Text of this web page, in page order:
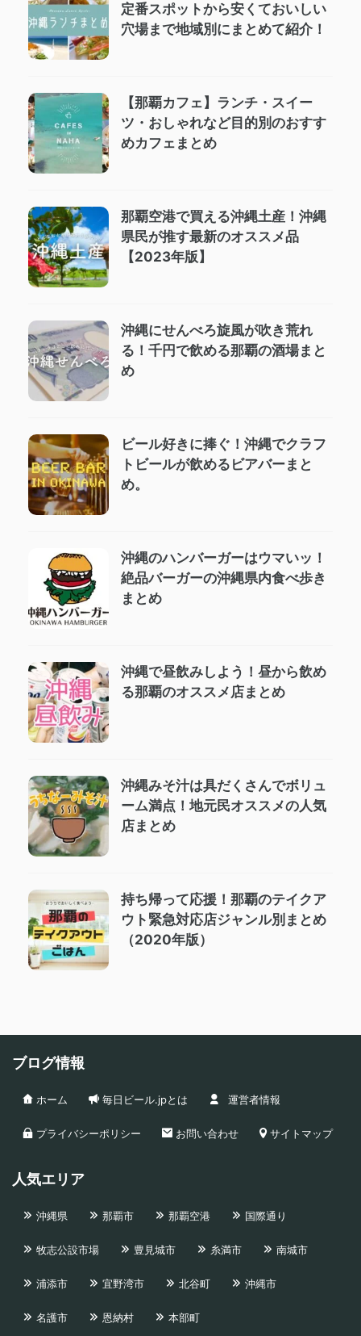
定番スポットから安くておいしい
穴場まで地域別にまとめて紹介！
【那覇カフェ】ランチ・スイー
ツ・おしゃれなど目的別のおすす
めカフェまとめ
那覇空港で買える沖縄土産！沖縄
県民が推す最新のオススメ品
【2023年版】
沖縄にせんべろ旋風が吹き荒れ
る！千円で飲める那覇の酒場まと
め
ビール好きに捧ぐ！沖縄でクラフ
トビールが飲めるビアバーまと
め。
沖縄のハンバーガーはウマいッ！
絶品バーガーの沖縄県内食べ歩き
まとめ
沖縄で昼飲みしよう！昼から飲め
る那覇のオススメ店まとめ
沖縄みそ汁は具だくさんでボリュ
ーム満点！地元民オススメの人気
店まとめ
持ち帰って応援！那覇のテイクア
ウト緊急対応店ジャンル別まとめ
（2020年版）
ブログ情報
ホーム 毎日ビール.jpとは 運営者情報
プライバシーポリシー お問い合わせ サイトマップ
人気エリア
沖縄県 那覇市 那覇空港 国際通り
牧志公設市場 豊見城市 糸満市 南城市
浦添市 宜野湾市 北谷町 沖縄市
名護市 恩納村 本部町